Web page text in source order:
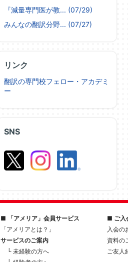
SNS
『減量専門医が教... (07/29)
みんなの翻訳分野... (07/27)
リンク
翻訳の専門校フェロー・アカデミ
ー
■ 「アメリア」会員サービス
「アメリアとは？」
サービスのご案内
└ 未経験の方へ
■ ご入
入会の
資料の
ご友人